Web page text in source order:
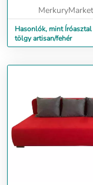
MerkuryMarket
Hasonlók, mint
tölgy artisan/fehér